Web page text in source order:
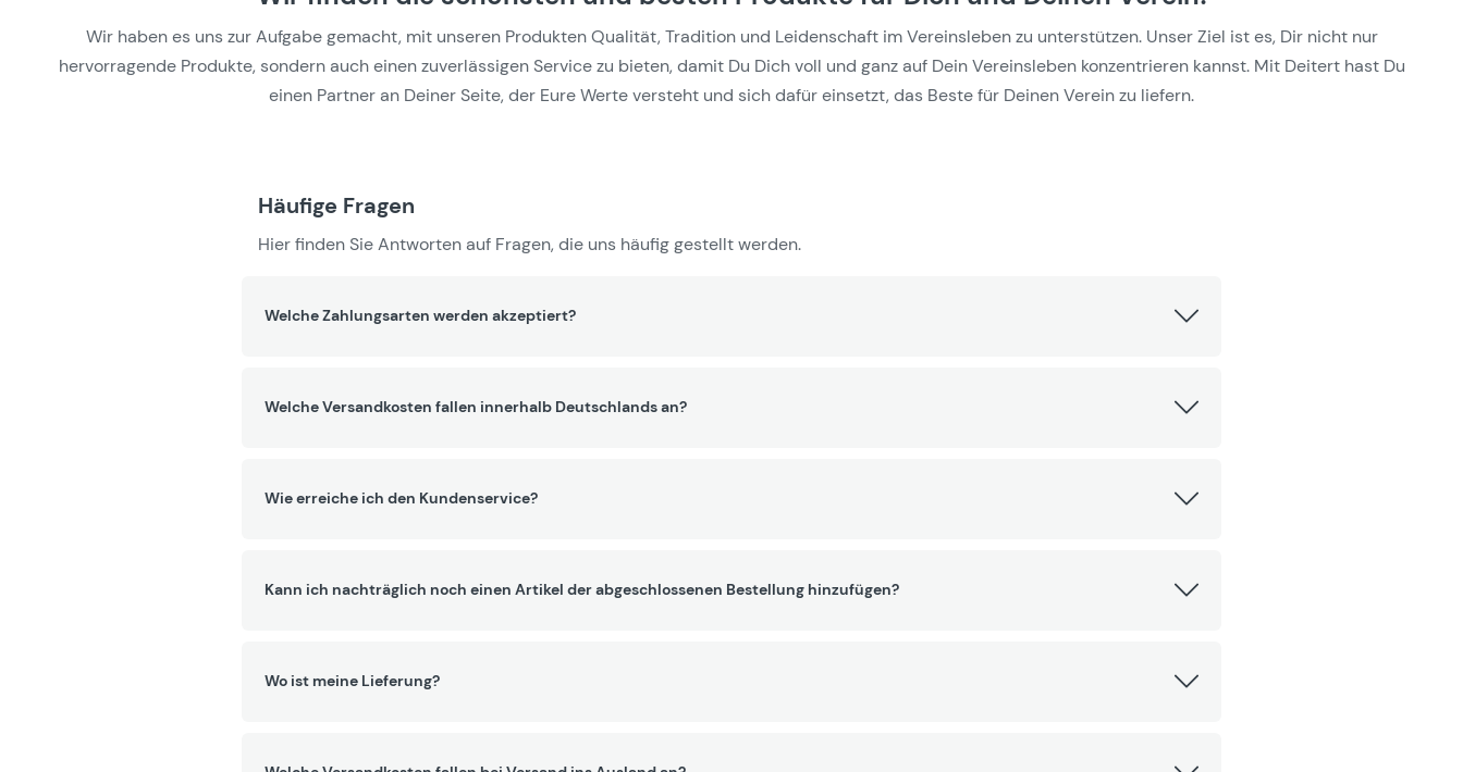
Wir haben es uns zur Aufgabe gemacht, mit unseren Produkten Qualität, Tradition und Leidenschaft im Vereinsleben zu unterstützen. Unser Ziel ist es, Dir nicht nur
hervorragende Produkte, sondern auch einen zuverlässigen Service zu bieten, damit Du Dich voll und ganz auf Dein Vereinsleben konzentrieren kannst. Mit Deitert hast Du
einen Partner an Deiner Seite, der Eure Werte versteht und sich dafür einsetzt, das Beste für Deinen Verein zu liefern.
Häufige Fragen
Hier finden Sie Antworten auf Fragen, die uns häufig gestellt werden.
Welche Zahlungsarten werden akzeptiert?
Welche Versandkosten fallen innerhalb Deutschlands an?
Wie erreiche ich den Kundenservice?
Kann ich nachträglich noch einen Artikel der abgeschlossenen Bestellung hinzufügen?
Wo ist meine Lieferung?